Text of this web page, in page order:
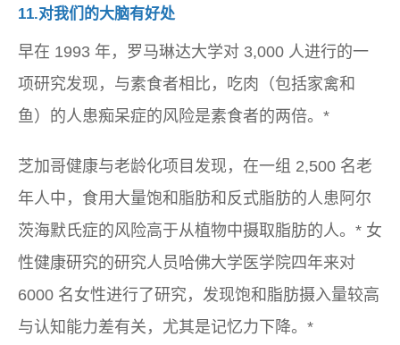
11.对我们的大脑有好处
早在 1993 年，罗马琳达大学对 3,000 人进行的一
项研究发现，与素食者相比，吃肉（包括家禽和
鱼）的人患痴呆症的风险是素食者的两倍。*
芝加哥健康与老龄化项目发现，在一组 2,500 名老
年人中，食用大量饱和脂肪和反式脂肪的人患阿尔
茨海默氏症的风险高于从植物中摄取脂肪的人。* 女
性健康研究的研究人员哈佛大学医学院四年来对
6000 名女性进行了研究，发现饱和脂肪摄入量较高
与认知能力差有关，尤其是记忆力下降。*